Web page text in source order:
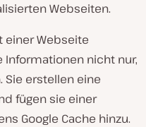
Webseiten.
einer Webseite
nicht nur,
Sie erstellen eine
fügen sie einer
Google Cache hinzu.